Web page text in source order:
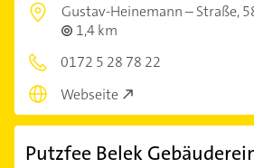
Gustav-Heinemann – Straße,
1,4 km
0172 5 28 78 22
Webseite
Putzfee Belek